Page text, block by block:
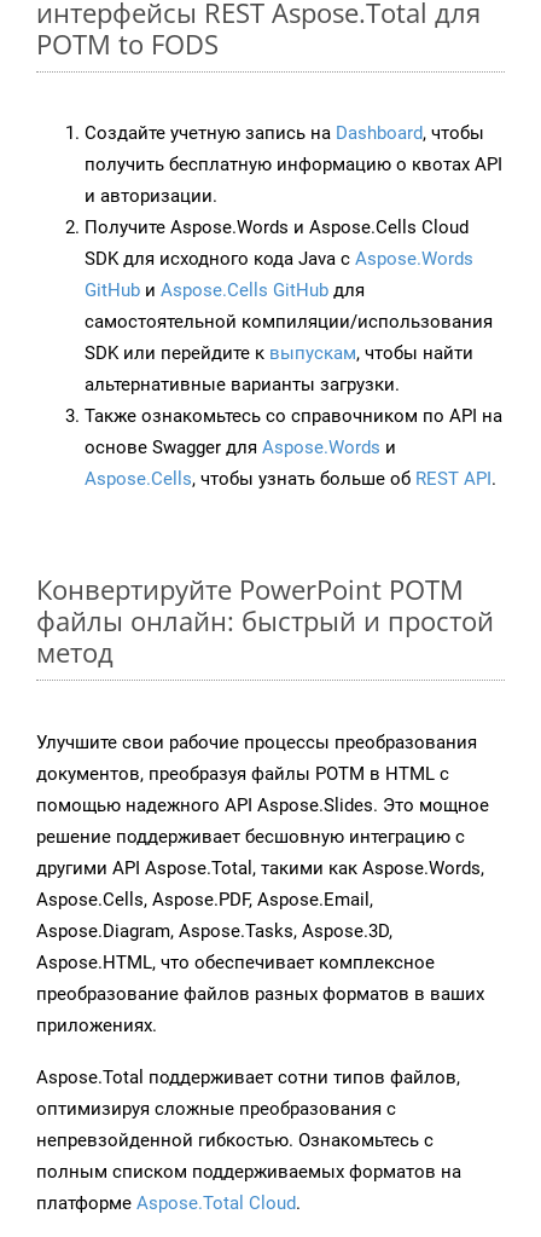
интерфейсы REST Aspose.Total для
POTM to FODS
Создайте учетную запись на Dashboard, чтобы
получить бесплатную информацию о квотах API
и авторизации.
Получите Aspose.Words и Aspose.Cells Cloud
SDK для исходного кода Java с Aspose.Words
GitHub и Aspose.Cells GitHub для
самостоятельной компиляции/использования
SDK или перейдите к выпускам, чтобы найти
альтернативные варианты загрузки.
Также ознакомьтесь со справочником по API на
основе Swagger для Aspose.Words и
Aspose.Cells, чтобы узнать больше об REST API.
Конвертируйте PowerPoint POTM
файлы онлайн: быстрый и простой
метод
Улучшите свои рабочие процессы преобразования
документов, преобразуя файлы POTM в HTML с
помощью надежного API Aspose.Slides. Это мощное
решение поддерживает бесшовную интеграцию с
другими API Aspose.Total, такими как Aspose.Words,
Aspose.Cells, Aspose.PDF, Aspose.Email,
Aspose.Diagram, Aspose.Tasks, Aspose.3D,
Aspose.HTML, что обеспечивает комплексное
преобразование файлов разных форматов в ваших
приложениях.
Aspose.Total поддерживает сотни типов файлов,
оптимизируя сложные преобразования с
непревзойденной гибкостью. Ознакомьтесь с
полным списком поддерживаемых форматов на
платформе Aspose.Total Cloud.